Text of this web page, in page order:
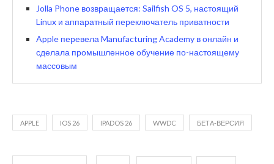
Jolla Phone возвращается: Sailfish OS 5, настоящий
Linux и аппаратный переключатель приватности
Apple перевела Manufacturing Academy в онлайн и
сделала промышленное обучение по-настоящему
массовым
APPLE IOS 26 IPADOS 26 WWDC БЕТА-ВЕРСИЯ